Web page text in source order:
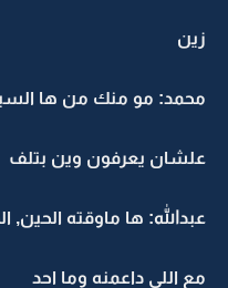
زين
محمد: مو منك من ها
علشان يعرفون وين بتلف
عبدالله: ها ماوقته
مع اللي داعمنه وما احد